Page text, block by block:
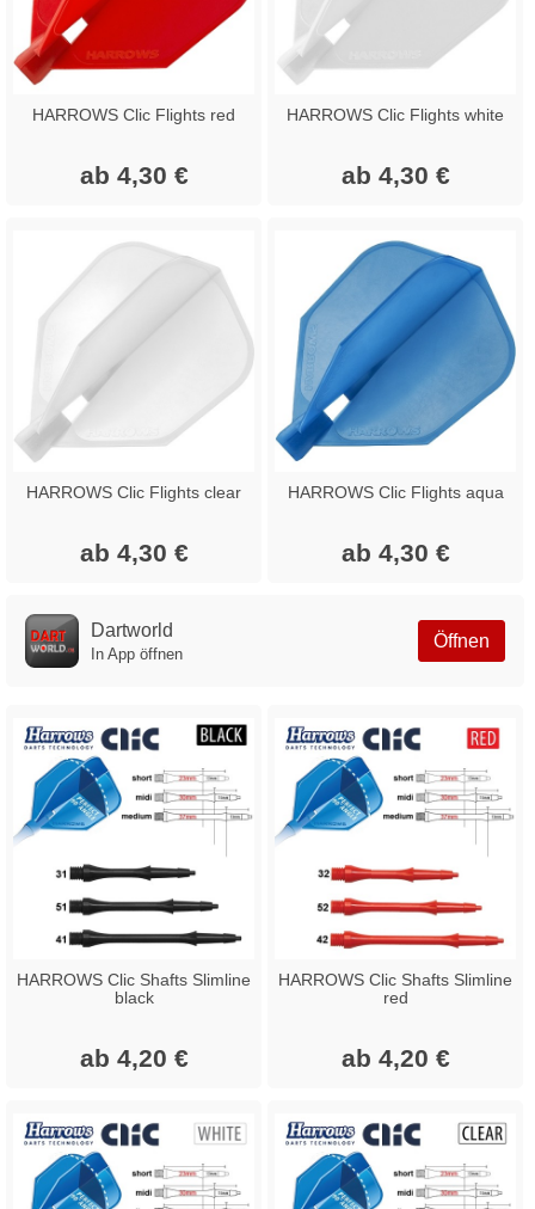
HARROWS Clic Flights red
ab 4,30 €
HARROWS Clic Flights white
ab 4,30 €
HARROWS Clic Flights clear
ab 4,30 €
HARROWS Clic Flights aqua
ab 4,30 €
Öffnen
Dartworld
In App öffnen
HARROWS Clic Shafts Slimline
black
ab 4,20 €
HARROWS Clic Shafts Slimline
red
ab 4,20 €